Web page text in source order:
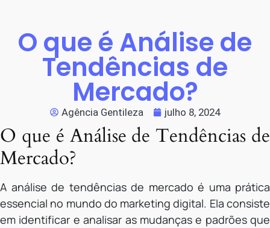
O que é Análise de
Tendências de
Mercado?
Agência Gentileza julho 8, 2024
O que é Análise de Tendências de
Mercado?
A análise de tendências de mercado é uma prática
essencial no mundo do marketing digital. Ela consiste
em identificar e analisar as mudanças e padrões que